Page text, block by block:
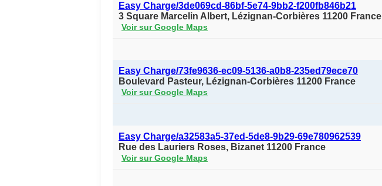
Easy Charge/3de069cd-86bf-5e74-9bb2-f200fb846b21
3 Square Marcelin Albert, Lézignan-Corbières 11200 France
Voir sur Google Maps
Easy Charge/73fe9636-ec09-5136-a0b8-235ed79ece70
Boulevard Pasteur, Lézignan-Corbières 11200 France
Voir sur Google Maps
Easy Charge/a32583a5-37ed-5de8-9b29-69e780962539
Rue des Lauriers Roses, Bizanet 11200 France
Voir sur Google Maps